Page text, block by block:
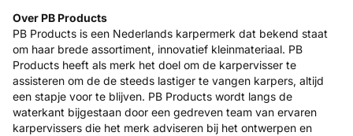
Over PB Products
PB Products is een Nederlands karpermerk dat bekend staat
om haar brede assortiment, innovatief kleinmateriaal. PB
Products heeft als merk het doel om de karpervisser te
assisteren om de de steeds lastiger te vangen karpers, altijd
een stapje voor te blijven. PB Products wordt langs de
waterkant bijgestaan door een gedreven team van ervaren
karpervissers die het merk adviseren bij het ontwerpen en